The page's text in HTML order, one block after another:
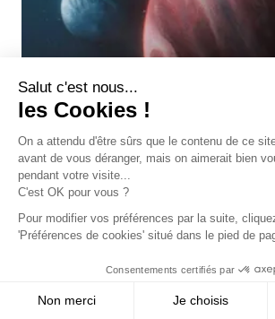
Salut c'est nous...
les Cookies !
On a attendu d'être sûrs que le contenu de ce
avant de vous déranger, mais on aimerait bien
pendant votre visite...
C'est OK pour vous ?
Pour modifier vos préférences par la suite,
'Préférences de cookies' situé dans le pied de
Consentements certifiés par
Non merci Je choisis